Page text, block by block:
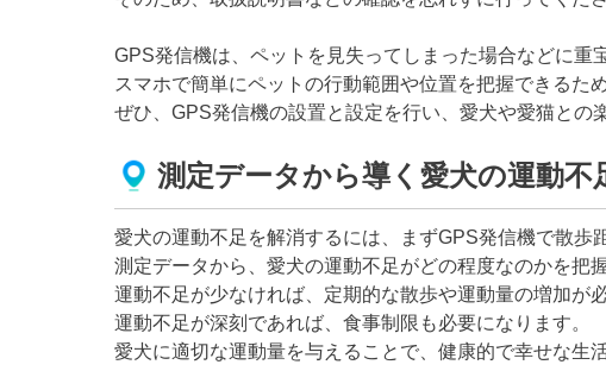
GPS発信機は、ペットを見失ってしまった場合などに重
スマホで簡単にペットの行動範囲や位置を把握できるた
ぜひ、GPS発信機の設置と設定を行い、愛犬や愛猫との
測定データから導く愛犬の運動不
愛犬の運動不足を解消するには、まずGPS発信機で散歩
測定データから、愛犬の運動不足がどの程度なのかを把
運動不足が少なければ、定期的な散歩や運動量の増加が必
運動不足が深刻であれば、食事制限も必要になります。
愛犬に適切な運動量を与えることで、健康的で幸せな生